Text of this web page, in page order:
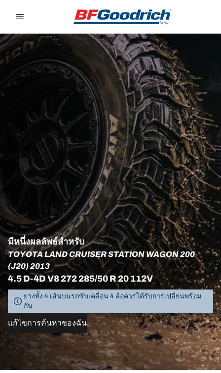
มีหนึ่งผลลัพธ์สำหรับ
TOYOTA LAND CRUISER STATION WAGON 200
(J20) 2013
4.5 D-4D V8 272 285/50 R 20 112V
ยางทั้ง 4 เส้นบนรถขับเคลื่อน 4 ล้อควรได้รับการเปลี่ยนพร้อม
กัน
แก้ไขการค้นหาของฉัน